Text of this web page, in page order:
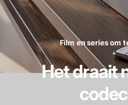
Film en series om
Het draait